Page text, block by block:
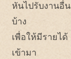
หันไปรับงานอื่น
บ้าง
เพื่อให้มีรายได้
เข้ามา